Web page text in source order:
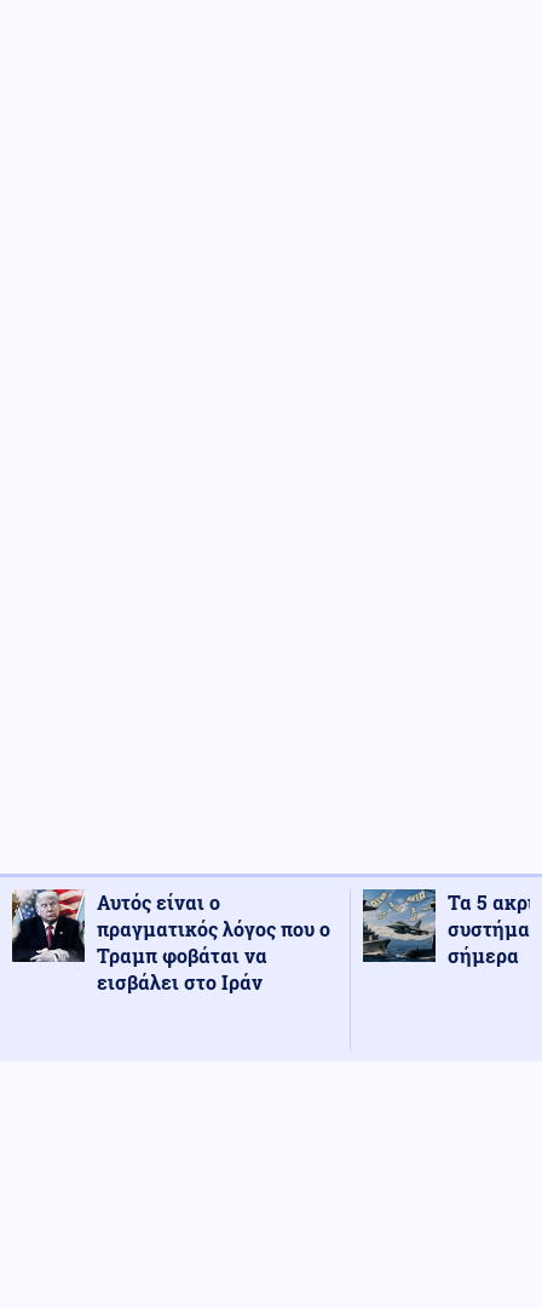
Αυτός είναι ο
πραγματικός λόγος που ο
Τραμπ φοβάται να
εισβάλει στο Ιράν
Τα 5
σήμερα